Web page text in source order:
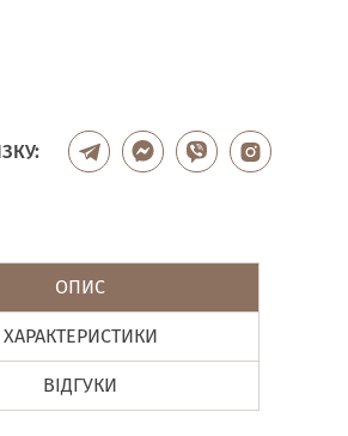
ОПИС
ХАРАКТЕРИСТИКИ
ВІДГУКИ